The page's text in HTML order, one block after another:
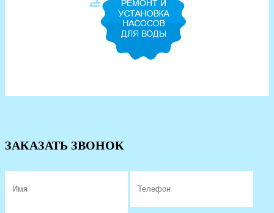
ЗАКАЗАТЬ ЗВОНОК